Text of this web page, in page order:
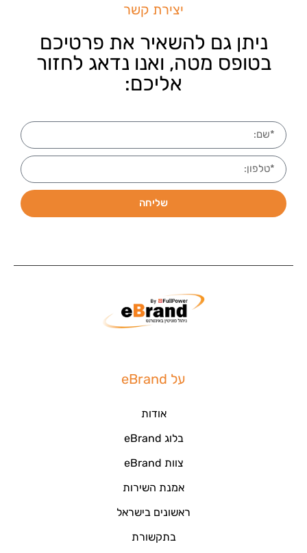
יצירת קשר
ניתן גם להשאיר את פרטיכם
בטופס מטה, ואנו נדאג לחזור
אליכם:
שליחה
על eBrand
אודות
בלוג eBrand
צוות eBrand
אמנת השירות
ראשונים בישראל
בתקשורת